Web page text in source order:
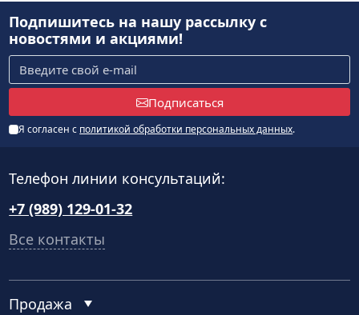
Подпишитесь на нашу рассылкус
новостями и акциями!
Подписаться
Я согласен с политикой обработки персональных данных.
Телефон линии консультаций:
+7 (989) 129-01-32
Все контакты
Продажа